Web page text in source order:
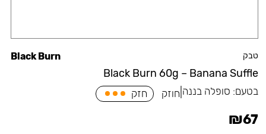
טבק
Black Burn 60g – Banana Suffle
Black Burn
בטעם: סופלה בננה חוזק חזק
₪67